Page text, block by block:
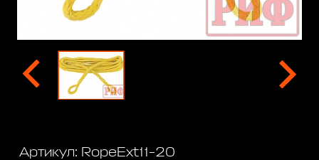
Артикул: RopeExt11-20